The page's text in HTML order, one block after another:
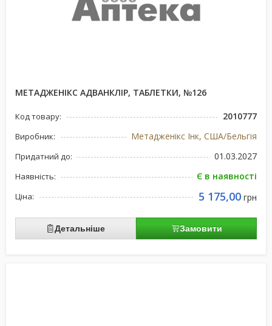
МЕТАДЖЕНІКС АДВАНКЛІР, ТАБЛЕТКИ, №126
Код товару: 2010777
Виробник: Метадженікс Інк, США/Бельгія
Придатний до: 01.03.2027
Наявність: Є в наявності
Ціна: 5 175,00 грн
Детальніше Замовити